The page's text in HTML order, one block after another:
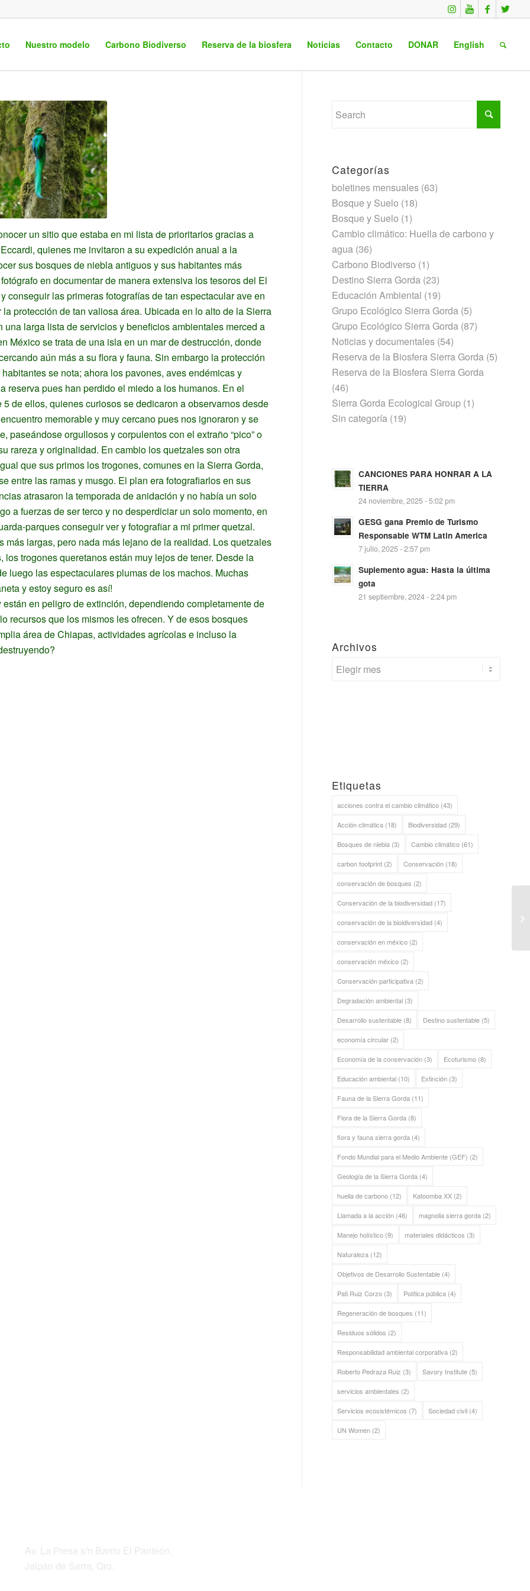
Nuestro modelo Carbono Biodiverso Reserva de la biosfera Noticias Contacto DONAR English
un sitio que estaba en mi lista de prioritarios gracias a
quienes me invitaron a su expedición anual a la
sus bosques de niebla antiguos y sus habitantes más
en documentar de manera extensiva los tesoros del El
las primeras fotografías de tan espectacular ave en
protección de tan valiosa área. Ubicada en lo alto de la Sierra
larga lista de servicios y beneficios ambientales merced a
México se trata de una isla en un mar de destrucción, donde
aún más a su flora y fauna. Sin embargo la protección
se nota; ahora los pavones, aves endémicas y
reserva pues han perdido el miedo a los humanos. En el
de ellos, quienes curiosos se dedicaron a observarnos desde
memorable y muy cercano pues nos ignoraron y se
paseándose orgullosos y corpulentos con el extraño “pico” o
rareza y originalidad. En cambio los quetzales son otra
que sus primos los trogones, comunes en la Sierra Gorda,
entre las ramas y musgo. El plan era fotografiarlos en sus
atrasaron la temporada de anidación y no había un solo
a fuerzas de ser terco y no desperdiciar un solo momento, en
parques conseguir ver y fotografiar a mi primer quetzal.
largas, pero nada más lejano de la realidad. Los quetzales
trogones queretanos están muy lejos de tener. Desde la
luego las espectaculares plumas de los machos. Muchas
y estoy seguro es así!
en peligro de extinción, dependiendo completamente de
recursos que los mismos les ofrecen. Y de esos bosques
área de Chiapas, actividades agrícolas e incluso la
Categorías
boletines mensuales (63)
Bosque y Suelo (18)
Bosque y Suelo (1)
Cambio climático: Huella de carbono y
agua (36)
Carbono Biodiverso (1)
Destino Sierra Gorda (23)
Educación Ambiental (19)
Grupo Ecológico Sierra Gorda (5)
Grupo Ecológico Sierra Gorda (87)
Noticias y documentales (54)
Reserva de la Biosfera Sierra Gorda (5)
Reserva de la Biosfera Sierra Gorda
(46)
Sierra Gorda Ecological Group (1)
Sin categoría (19)
CANCIONES PARA HONRAR A LA
TIERRA
24 noviembre, 2025 - 5:02 pm
GESG gana Premio de Turismo
Responsable WTM Latin America
7 julio, 2025 - 2:57 pm
Suplemento agua: Hasta la última
gota
21 septiembre, 2024 - 2:24 pm
Archivos
Etiquetas
acciones contra el cambio climático (43)
Acción climática (18) Biodiversidad (29)
Bosques de niebla (3) Cambio climático (61)
carbon footprint (2) Conservación (18)
conservación de bosques (2)
Conservación de la biodiversidad (17)
conservación de la bioidiversidad (4)
conservación en méxico (2)
conservación méxico (2)
Conservación participativa (2)
Degradación ambiental (3)
Desarrollo sustentable (8) Destino sustentable (5)
economía circular (2)
Economía de la conservación (3) Ecoturismo (8)
Educación ambiental (10) Extinción (3)
Fauna de la Sierra Gorda (11)
Flora de la Sierra Gorda (8)
flora y fauna sierra gorda (4)
Fondo Mundial para el Medio Ambiente (GEF) (2)
Geología de la Sierra Gorda (4)
huella de carbono (12) Katoomba XX (2)
Llamada a la acción (46) magnolia sierra gorda (2)
Manejo holístico (9) materiales didácticos (3)
Naturaleza (12)
Objetivos de Desarrollo Sustentable (4)
Pati Ruiz Corzo (3) Política pública (4)
Regeneración de bosques (11)
Residuos sólidos (2)
Responsabilidad ambiental corporativa (2)
Roberto Pedraza Ruiz (3) Savory Institute (5)
servicios ambientales (2)
Servicios ecosistémicos (7) Sociedad civil (4)
UN Women (2)